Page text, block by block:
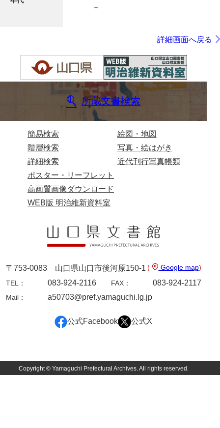
－
詳細画面へ戻る
所蔵文書検索
簡易検索
階層検索
詳細検索
絵図・地図
写真・絵はがき
近代刊行写真帳類
ポスター・リーフレット
高画質画像ダウンロード
WEB版 明治維新資料室
〒753-0083 山口県山口市後河原150-1 ( Google map)
TEL：
083-924-2116 FAX： 083-924-2117
Mail： a50703@pref.yamaguchi.lg.jp
公式Facebook 公式X
Copyright © Yamaguchi Prefectural Archives. All rights reserved.